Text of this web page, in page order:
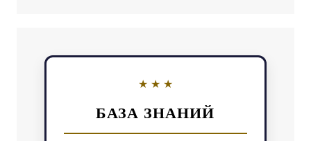
БАЗА ЗНАНИЙ